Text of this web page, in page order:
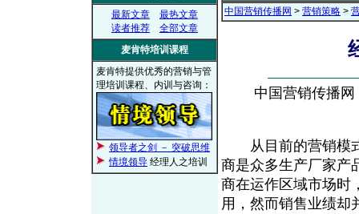
最新文章
最热文章
读者推荐
全部文章
麦肯特培训课程
麦肯特提供优秀的营销与管
理培训课程、内训与咨询：
领导者之剑 － 突破思维
情境领导 经理人之培训
中国营销传播网 > 营销策略 >
中国营销传播
从目前的营销模式
商是众多生产厂家产
商在运作区域市场时
用，然而销售业绩却